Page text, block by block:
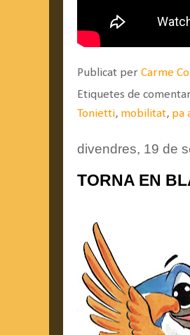
Publicat per Carme
Etiquetes de
Tonietti, mobilitat, pa
divendres, 19 de
TORNA EN